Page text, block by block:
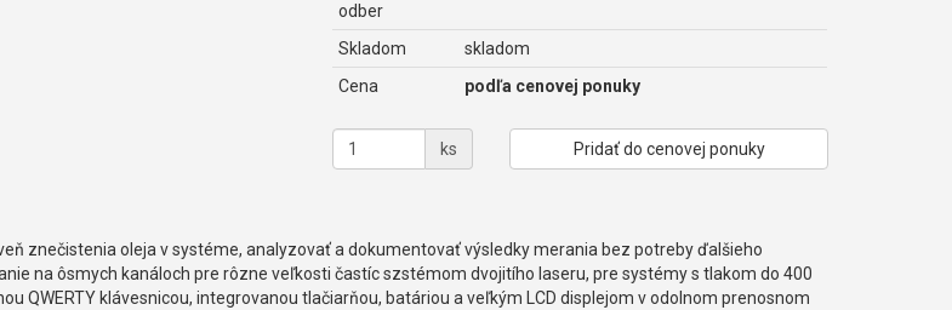
odber
Skladom
skladom
Cena
podľa cenovej ponuky
ks Pridať do cenovej ponuky
znečistenia oleja v systéme, analyzovať a dokumentovať výsledky merania bez potreby ďalšieho
na ôsmych kanáloch pre rôzne veľkosti častíc szstémom dvojitího laseru, pre systémy s tlakom do 400
QWERTY klávesnicou, integrovanou tlačiarňou, batáriou a veľkým LCD displejom v odolnom prenosnom